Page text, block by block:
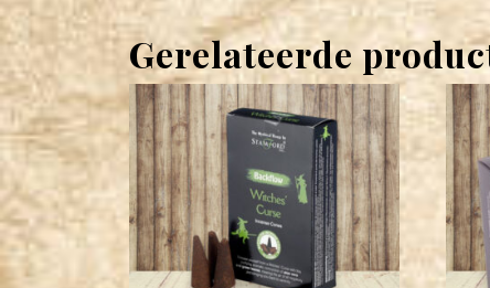
Gerelateerde